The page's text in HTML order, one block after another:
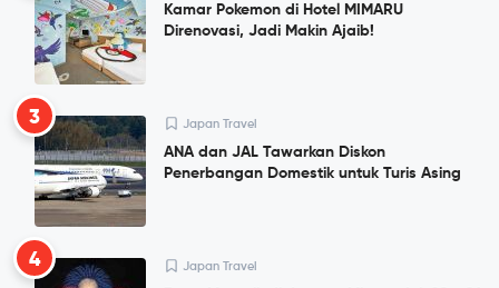
Kamar Pokemon di Hotel MIMARU
Direnovasi, Jadi Makin Ajaib!
3 Japan Travel
ANA dan JAL Tawarkan Diskon
Penerbangan Domestik untuk Turis Asing
4 Japan Travel